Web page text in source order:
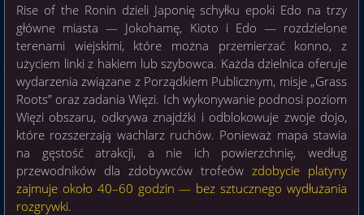
Rise of the Ronin dzieli Japonię schyłku epoki Edo na trzy
główne miasta — Jokohamę, Kioto i Edo — rozdzielone
terenami wiejskimi, które można przemierzać konno, z
użyciem linki z hakiem lub szybowca. Każda dzielnica oferuje
wydarzenia związane z Porządkiem Publicznym, misje „Grass
Roots” oraz zadania Więzi. Ich wykonywanie podnosi poziom
Więzi obszaru, odkrywa znajdźki i odblokowuje zwoje dojo,
które rozszerzają wachlarz ruchów. Ponieważ mapa stawia
na gęstość atrakcji, a nie ich powierzchnię, według
przewodników dla zdobywców trofeów zdobycie platyny
zajmuje około 40–60 godzin — bez sztucznego wydłużania
rozgrywki.